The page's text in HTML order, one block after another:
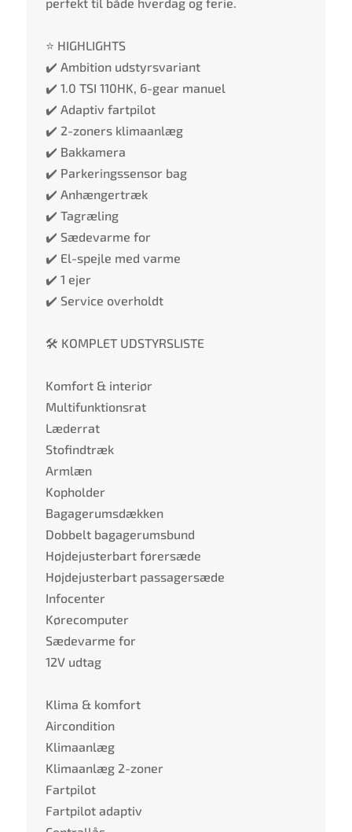
⭐ HIGHLIGHTS
✔️ Ambition udstyrsvariant
✔️ 1.0 TSI 110HK, 6-gear manuel
✔️ Adaptiv fartpilot
✔️ 2-zoners klimaanlæg
✔️ Bakkamera
✔️ Parkeringssensor bag
✔️ Anhængertræk
✔️ Tagræling
✔️ Sædevarme for
✔️ El-spejle med varme
✔️ 1 ejer
✔️ Service overholdt
🛠️ KOMPLET UDSTYRSLISTE
Komfort & interiør
Multifunktionsrat
Læderrat
Stofindtræk
Armlæn
Kopholder
Bagagerumsdækken
Dobbelt bagagerumsbund
Højdejusterbart førersæde
Højdejusterbart passagersæde
Infocenter
Kørecomputer
Sædevarme for
12V udtag
Klima & komfort
Aircondition
Klimaanlæg
Klimaanlæg 2-zoner
Fartpilot
Fartpilot adaptiv